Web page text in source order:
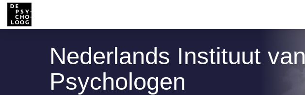
Nederlands Instituut van
Psychologen